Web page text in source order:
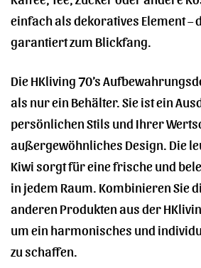
einfach als dekoratives Element –
garantiert zum Blickfang.
Die HKliving 70’s
als nur ein Behälter. Sie ist ein
persönlichen Stils und Ihrer
außergewöhnliches Design. Die
Kiwi sorgt für eine frische und
in jedem Raum. Kombinieren Sie
anderen Produkten aus der
um ein harmonisches und
zu schaffen.